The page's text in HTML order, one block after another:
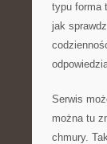
typu forma
jak
Serwis
można tu
chmury.